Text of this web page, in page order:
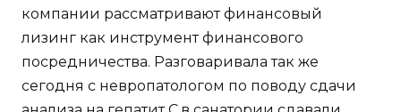
компании рассматривают финансовый
лизинг как инструмент финансового
посредничества. Разговаривала так же
сегодня с невропатологом по поводу сдачи